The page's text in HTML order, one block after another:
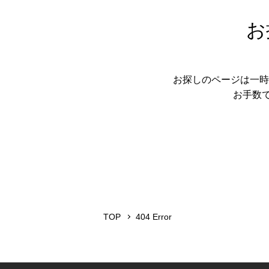
お探しのページは一
お手数
TOP 404 Error